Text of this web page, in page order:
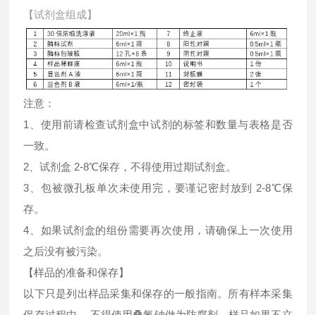
【试剂盒组成】
注意：
1、使用前请检查试剂盒中试剂的标签和数量与表格是否
一致。
2、试剂盒 2-8℃保存，不得使用过期试剂盒。
3、包被微孔板单次未使用完，要谨记密封放到 2-8℃保
存。
4、如果试剂盒的组份需要再次使用，请确保上一次使用
之后没有被污染。
【样品的准备和保存】
以下只是列出样品采集和保存的一般指南。所有样本采集